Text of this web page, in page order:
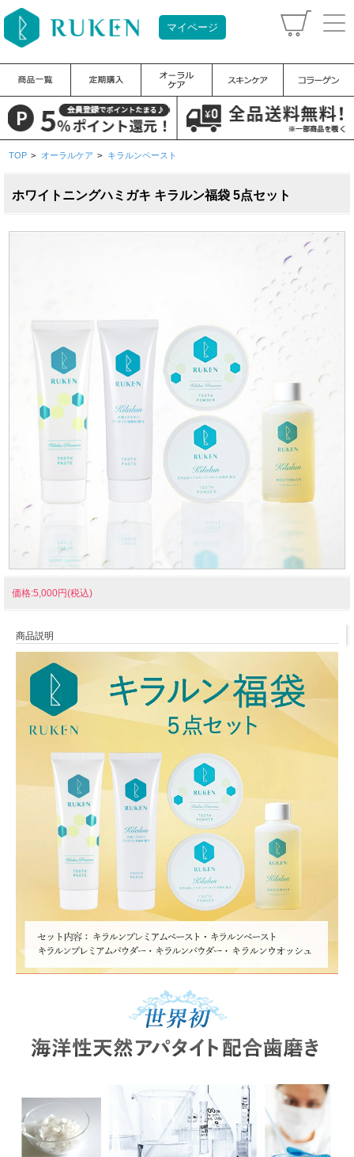
マイページ
TOP > オーラルケア > キラルンペースト
ホワイトニングハミガキ キラルン福袋 5点セット
価格:5,000円(税込)
商品説明